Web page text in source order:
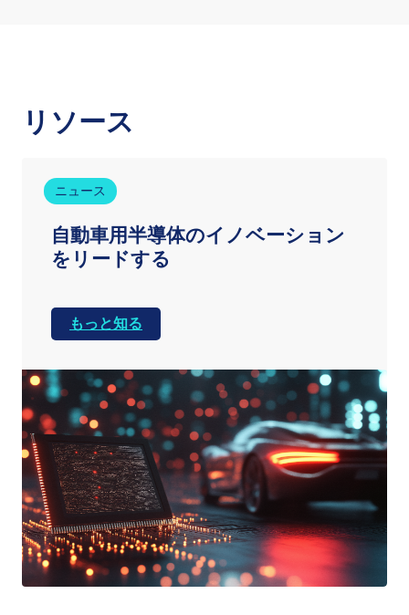
リソース
ニュース
自動車用半導体のイノベーション
をリードする
もっと知る